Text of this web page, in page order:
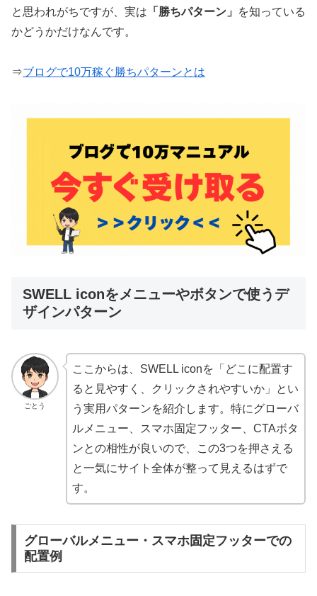
と思われがちですが、実は 「勝ちパターン」
を知っている
かどうかだけなんです。
⇒ブログで10万稼ぐ勝ちパターンとは
SWELL iconをメニューやボタンで使うデ
ザインパターン
ごとう
ここからは、SWELL iconを「どこに配置す
ると見やすく、クリックされやすいか」とい
う実用パターンを紹介します。特にグローバ
ルメニュー、スマホ固定フッター、CTAボタ
ンとの相性が良いので、この3つを押さえる
と一気にサイト全体が整って見えるはずで
す。
グローバルメニュー・スマホ固定フッターでの
配置例